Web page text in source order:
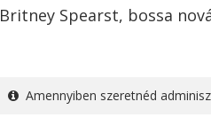
Britney Spearst, bossa
Amennyiben szeretnéd